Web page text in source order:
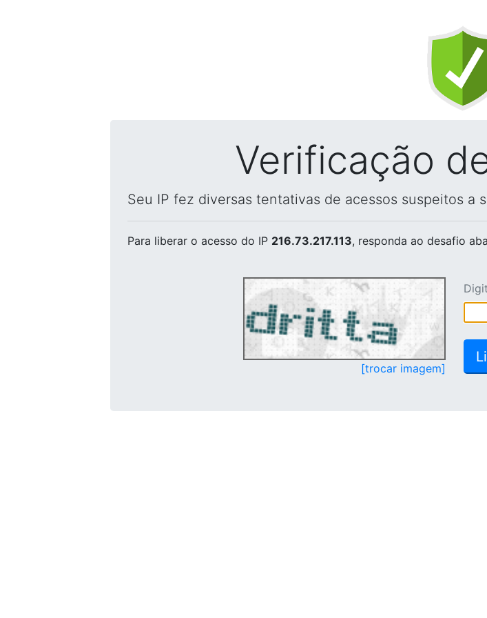
Verificação
Seu IP fez diversas tentativas de acessos suspeitos a
Para liberar o acesso do IP 216.73.217.113, responda ao desafio
[trocar imagem]